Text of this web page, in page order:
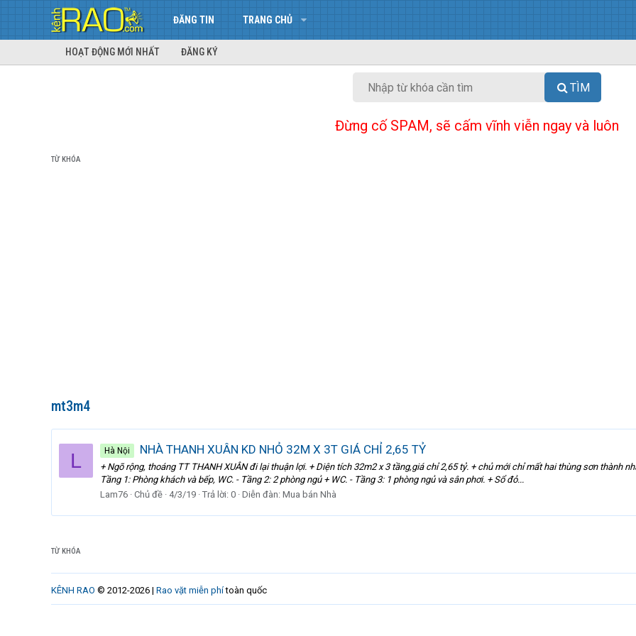
ĐĂNG TIN TRANG CHỦ
HOẠT ĐỘNG MỚI NHẤT ĐĂNG KÝ
TÌM
Đừng cố SPAM, sẽ cấm vĩnh viễn ngay và luôn
TỪ KHÓA
mt3m4
L Hà Nội ‎ NHÀ THANH XUÂN KD NHỎ 32M X 3T GIÁ CHỈ 2,65 TỶ
+ Ngõ rộng, thoáng TT THANH XUÂN đi lại thuận lợi. + Diện tích 32m2 x 3 tầng,giá chỉ 2,65 tỷ. + chủ mới chỉ mất hai thùng sơn thành
Tầng 1: Phòng khách và bếp, WC. - Tầng 2: 2 phòng ngủ + WC. - Tầng 3: 1 phòng ngủ và sân phơi. + Sổ đỏ...
Lam76 Chủ đề 4/3/19 Trả lời: 0 Diễn đàn: Mua bán Nhà
TỪ KHÓA
KÊNH RAO © 2012-2026 | Rao vặt miễn phítoàn quốc